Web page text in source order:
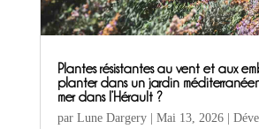
Plantes résistantes au vent et aux
planter dans un jardin
mer dans l’Hérault ?
par Lune Dargery| Mai 13, 2026|